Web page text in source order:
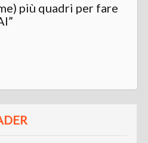
più quadri per fare